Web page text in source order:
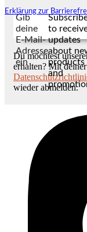
Erklärung zur
Gib
deine
E-Mail-
Adresse
ein
to
updates
about
products
and
Du möchtest
erhalten? Mit
wieder abmelden.